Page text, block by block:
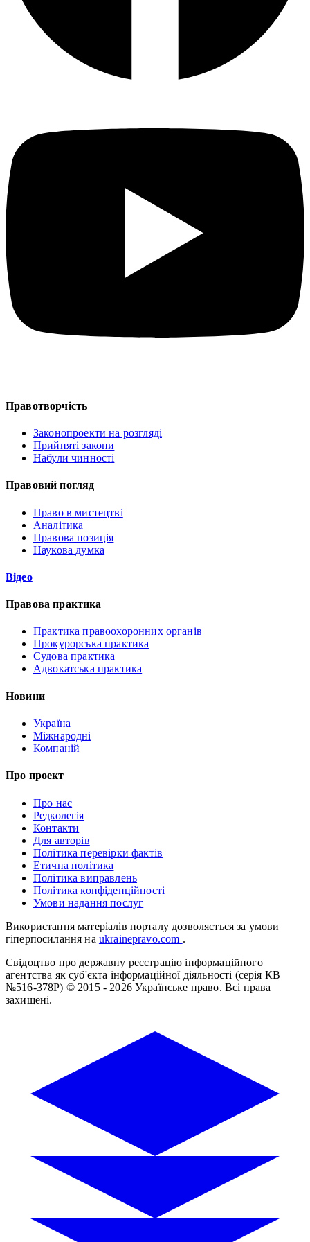
Правотворчість
Законопроекти на розгляді
Прийняті закони
Набули чинності
Правовий погляд
Право в мистецтві
Аналітика
Правова позиція
Наукова думка
Відео
Правова практика
Практика правоохоронних органів
Прокурорська практика
Судова практика
Адвокатська практика
Новини
Україна
Міжнародні
Компаній
Про проект
Про нас
Редколегія
Контакти
Для авторів
Політика перевірки фактів
Етична політика
Політика виправлень
Політика конфіденційності
Умови надання послуг
Використання матеріалів порталу дозволяється за умови
гіперпосилання на ukrainepravo.com .
Свідоцтво про державну реєстрацію інформаційного
агентства як суб'єкта інформаційної діяльності (серія КВ
№516-378Р) © 2015 - 2026 Українське право. Всі права
захищені.